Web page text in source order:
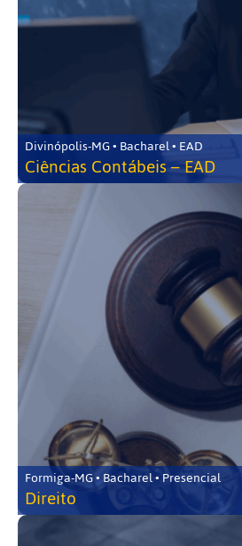
Divinópolis-MG • Bacharel • EAD
Ciências Contábeis – EAD
Formiga-MG • Bacharel • Presencial
Direito